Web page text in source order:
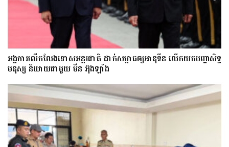
អង្គការលើកលែងទោសអន្តរជាតិ ដាក់សម្ពាធឲ្យអានុទីន លើកយកបញ្ហាសិទ្ធ
មនុស្ស និយាយជាមួយ មីន អ៊ុងឡាំង